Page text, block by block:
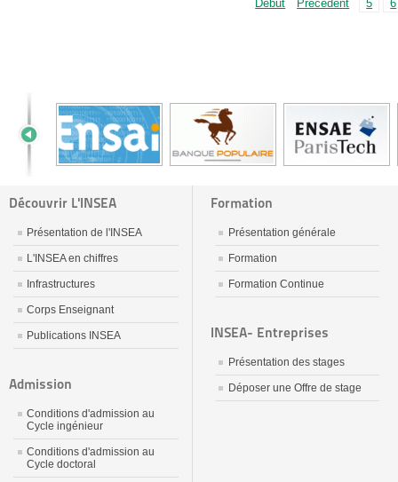
Début Précédent 5 6
Découvrir L'INSEA
Présentation de l'INSEA
L'INSEA en chiffres
Infrastructures
Corps Enseignant
Publications INSEA
Admission
Conditions d'admission au
Cycle ingénieur
Conditions d'admission au
Cycle doctoral
Formation
Présentation générale
Formation
Formation Continue
INSEA- Entreprises
Présentation des stages
Déposer une Offre de stage